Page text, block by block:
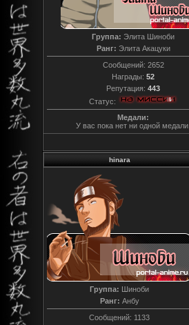
Группа: Элита Шиноби
Ранг: Элита Акацуки
Сообщений: 2652
Награды: 52
Репутация: 443
Статус:
Медали:
У вас пока нет ни одной медали.
hinara
Группа: Шиноби
Ранг: Анбу
Сообщений: 1133